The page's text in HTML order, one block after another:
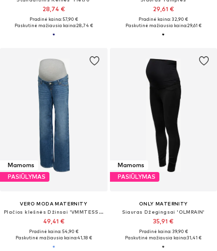
28,74 €
Pradinė kaina: 57,90 €
Paskutinė mažiausia kaina:28,74 €
29,61 €
Pradinė kaina: 32,90 €
Paskutinė mažiausia kaina:29,61 €
Mamoms
PASIŪLYMAS
VERO MODA MATERNITY
Plačios klešnės Džinsai 'VMMTESSA'
49,41 €
Pradinė kaina: 54,90 €
Paskutinė mažiausia kaina:41,18 €
Mamoms
PASIŪLYMAS
ONLY MATERNITY
Siauras Džegingsai 'OLMRAIN'
35,91 €
Pradinė kaina: 39,90 €
Paskutinė mažiausia kaina:31,41 €